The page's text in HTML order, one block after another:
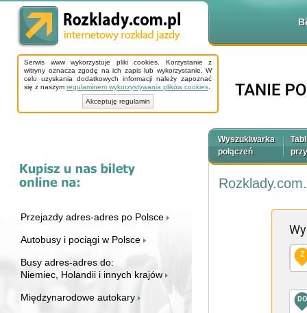
Serwis www wykorzystuje pliki cookies. Korzystanie z
witryny oznacza zgodę na ich zapis lub wykorzystanie. W
celu uzyskania dodatkowych informacji należy zapoznać
się z naszym regulaminem wykorzystywania plików cookies
Akceptuję regulamin
Przejazdy adres-adres po Polsce
Autobusy i pociągi w Polsce
Busy adres-adres do:
Niemiec, Holandii i innych krajów
Międzynarodowe autokary
Wyszukiwarka
połączeń
Z
DO